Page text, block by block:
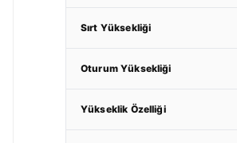
Sırt Yüksekliği
Oturum Yüksekliği
Yükseklik Özelliği